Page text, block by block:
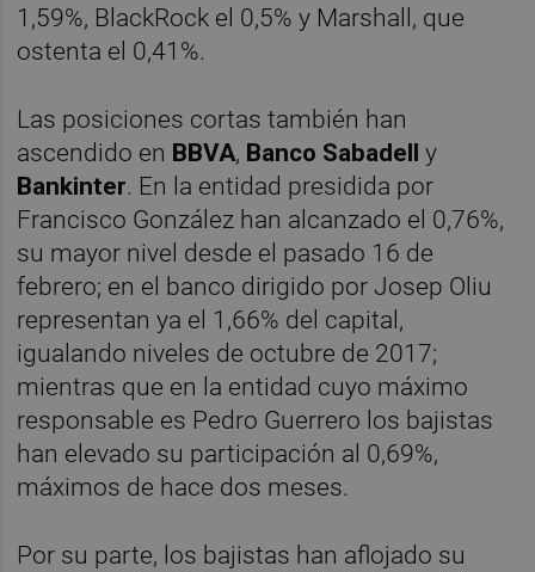
1,59%, BlackRock el 0,5% y Marshall, que
ostenta el 0,41%.
Las posiciones cortas también han
ascendido en BBVA, Banco Sabadelly
Bankinter. En la entidad presidida por
Francisco González han alcanzado el 0,76%,
su mayor nivel desde el pasado 16 de
febrero; en el banco dirigido por Josep Oliu
representan ya el 1,66% del capital,
igualando niveles de octubre de 2017;
mientras que en la entidad cuyo máximo
responsable es Pedro Guerrero los bajistas
han elevado su participación al 0,69%,
máximos de hace dos meses.
Por su parte, los bajistas han aflojado su